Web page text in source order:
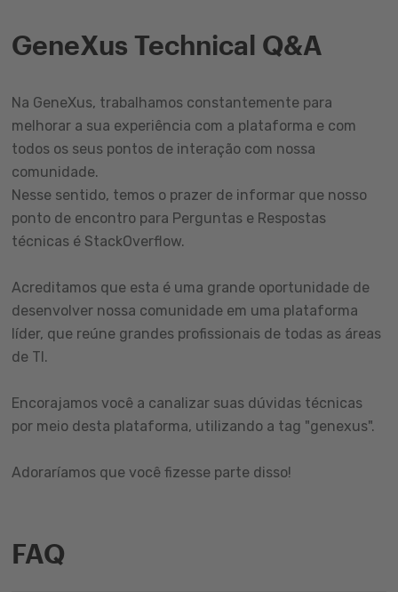
GeneXus Technical Q&A
Na GeneXus, trabalhamos constantemente para
melhorar a sua experiência com a plataforma e com
todos os seus pontos de interação com nossa
comunidade.
Nesse sentido, temos o prazer de informar que nosso
ponto de encontro para Perguntas e Respostas
técnicas é StackOverflow.
Acreditamos que esta é uma grande oportunidade de
desenvolver nossa comunidade em uma plataforma
líder, que reúne grandes profissionais de todas as áreas
de TI.
Encorajamos você a canalizar suas dúvidas técnicas
por meio desta plataforma, utilizando a tag "genexus".
Adoraríamos que você fizesse parte disso!
FAQ